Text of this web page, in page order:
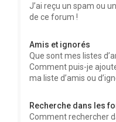
J’ai reçu un spam ou
de ce forum !
Amis et ignorés
Que sont mes listes
Comment puis-je
ma liste d’amis ou
Recherche dans les
Comment rechercher